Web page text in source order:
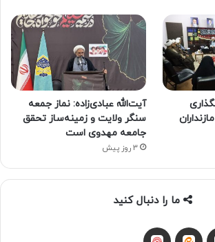
آیت‌الله عبادی‌زاده: نماز جمعه
سنگر ولایت و زمینه‌ساز تحقق
جامعه مهدوی است
3 روز پیش
ما را دنبال کنید